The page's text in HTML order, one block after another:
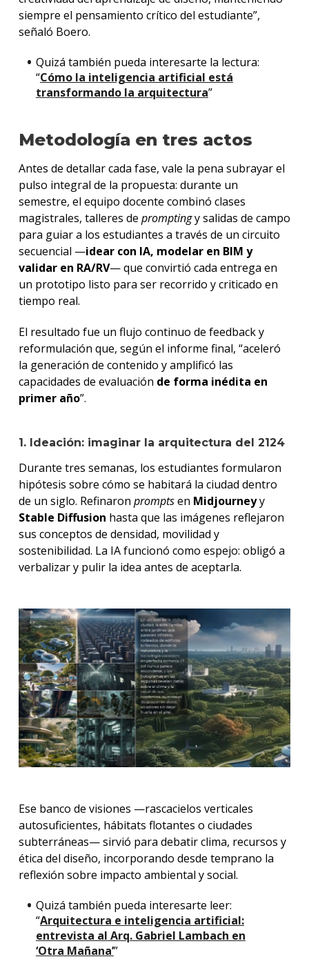
siempre el pensamiento crítico del estudiante”,
señaló Boero.
Quizá también pueda interesarte la lectura:
“Cómo la inteligencia artificial está
transformando la arquitectura”
Metodología en tres actos
Antes de detallar cada fase, vale la pena subrayar el
pulso integral de la propuesta: durante un
semestre, el equipo docente combinó clases
magistrales, talleres de promptingy salidas de campo
para guiar a los estudiantes a través de un circuito
secuencial —idear con IA, modelar en BIM y
validar en RA/RV— que convirtió cada entrega en
un prototipo listo para ser recorrido y criticado en
tiempo real.
El resultado fue un flujo continuo de feedback y
reformulación que, según el informe final, “aceleró
la generación de contenido y amplificó las
capacidades de evaluación de forma inédita en
primer año”.
1. Ideación: imaginar la arquitectura del 2124
Durante tres semanas, los estudiantes formularon
hipótesis sobre cómo se habitará la ciudad dentro
de un siglo. Refinaron promptsen Midjourneyy
Stable Diffusion hasta que las imágenes reflejaron
sus conceptos de densidad, movilidad y
sostenibilidad. La IA funcionó como espejo: obligó a
verbalizar y pulir la idea antes de aceptarla.
Ese banco de visiones —rascacielos verticales
autosuficientes, hábitats flotantes o ciudades
subterráneas— sirvió para debatir clima, recursos y
ética del diseño, incorporando desde temprano la
reflexión sobre impacto ambiental y social.
Quizá también pueda interesarte leer:
“Arquitectura e inteligencia artificial:
entrevista al Arq. Gabriel Lambach en
‘Otra Mañana’”